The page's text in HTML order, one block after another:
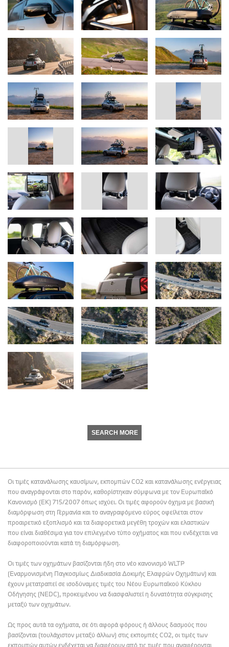
SEARCH MORE
Οι τιμές κατανάλωσης καυσίμων, εκπομπών CO2 και κατανάλωσης ενέργειας
που αναγράφονται στο παρόν, καθορίστηκαν σύμφωνα με τον Ευρωπαϊκό
Κανονισμό (ΕΚ) 715/2007 όπως ισχύει. Οι τιμές αφορούν όχημα με βασική
διαμόρφωση στη Γερμανία και το αναγραφόμενο εύρος οφείλεται στον
προαιρετικό εξοπλισμό και τα διαφορετικά μεγέθη τροχών και ελαστικών
που είναι διαθέσιμα για τον επιλεγμένο τύπο οχήματος και που ενδέχεται να
διαφοροποιούνται κατά τη διαμόρφωση.
Οι τιμές των οχημάτων βασίζονται ήδη στο νέο κανονισμό WLTP
(Εναρμονισμένη Παγκοσμίως Διαδικασία Δοκιμής Ελαφρών Οχημάτων) και
έχουν μετατραπεί σε ισοδύναμες τιμές του Νέου Ευρωπαϊκού Κύκλου
Οδήγησης (NEDC), προκειμένου να διασφαλιστεί η δυνατότητα σύγκρισης
μεταξύ των οχημάτων.
Ως προς αυτά τα οχήματα, σε ότι αφορά φόρους ή άλλους δασμούς που
βασίζονται (τουλάχιστον μεταξύ άλλων) στις εκπομπές CO2, οι τιμές των
εκπομπών αυτών ενδέχεται να διαφέρουν από τις τιμές που αναφέρονται